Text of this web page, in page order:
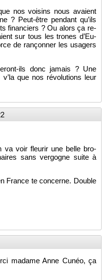
nos voi­sins nous avaient
? Peut-être pen­dant qu’ils
fi­nan­ciers ? Ou alors ça re­
sur tous les trones d’Eu­
de ran­çon­ner les usa­gers
ils donc ja­mais ? Une
que nos ré­vo­lu­tions leur
va voir fleu­rir une belle bro­
sans ver­gogne suite à
France te concerne. Double
ma­dame Anne Cunéo, ça